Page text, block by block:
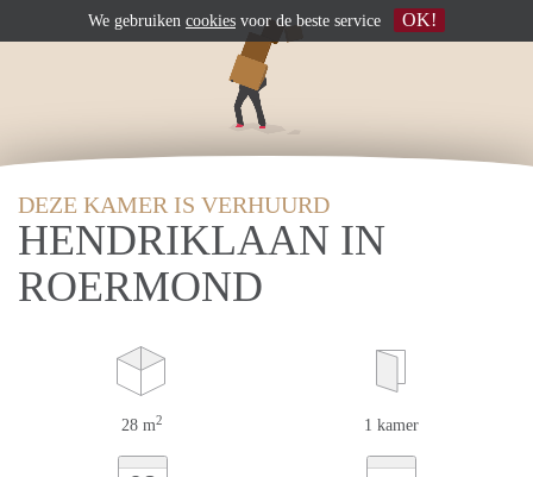
DEZE KAMER IS VERHUURD
HENDRIKLAAN IN
ROERMOND
28 m2 1 kamer
We gebruiken cookies voor de beste service OK!